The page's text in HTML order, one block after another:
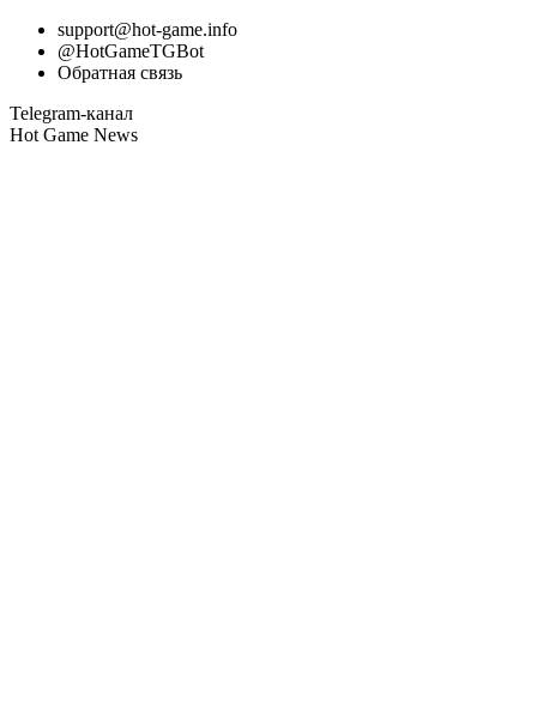
support@hot-game.info
@HotGameTGBot
Обратная связь
Telegram-канал
Hot Game News